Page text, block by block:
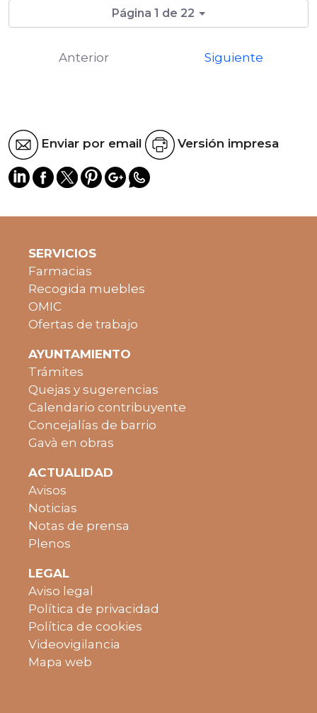
Página 1 de 22
Anterior Siguiente
Enviar por email Versión impresa
SERVICIOS
Farmacias
Recogida muebles
OMIC
Ofertas de trabajo
AYUNTAMIENTO
Trámites
Quejas y sugerencias
Calendario contribuyente
Concejalías de barrio
Gavà en obras
ACTUALIDAD
Avisos
Noticias
Notas de prensa
Plenos
LEGAL
Aviso legal
Política de privacidad
Política de cookies
Videovigilancia
Mapa web